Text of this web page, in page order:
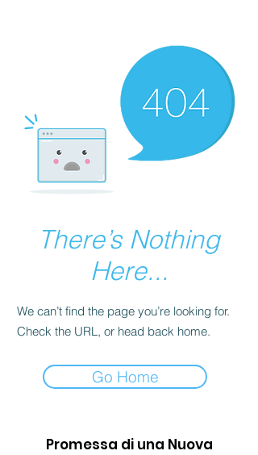
There’s Nothing
Here...
We can’t find the page you’re looking for.
Check the URL, or head back home.
Go Home
Promessa di una Nuova